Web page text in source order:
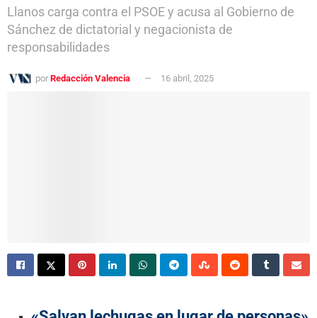
Llanos carga contra el PSOE y acusa al Gobierno de
Sánchez de dictatorial y negacionista de
responsabilidades
por Redacción Valencia 16 abril, 2025